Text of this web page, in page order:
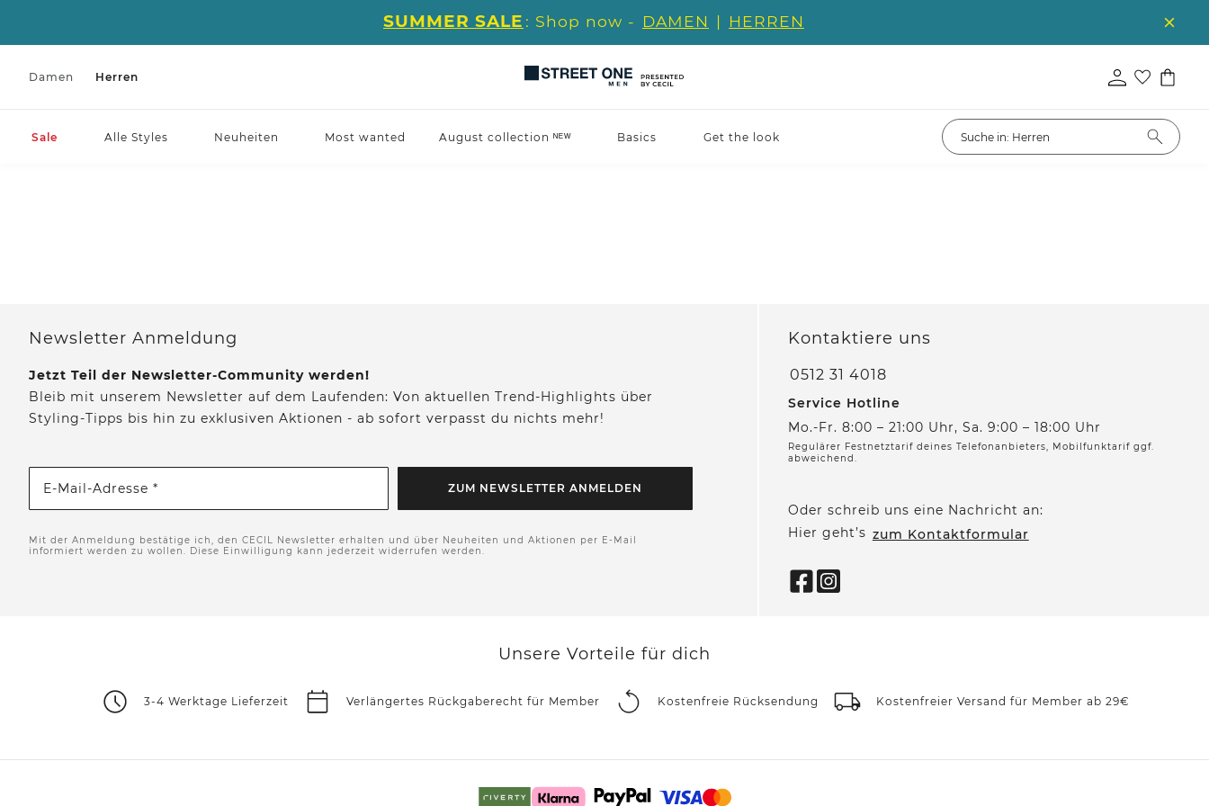
SUMMER SALE : Shop now - DAMEN | HERREN
Damen Herren
Sale Alle Styles Neuheiten Most wanted August collection ᴺᴱᵂ Basics Get the look
Newsletter Anmeldung
Jetzt Teil der Newsletter-Community werden!
Bleib mit unserem Newsletter auf dem Laufenden: Von aktuellen Trend-Highlights über
Styling-Tipps bis hin zu exklusiven Aktionen - ab sofort verpasst du nichts mehr!
E-Mail-Adresse * ZUM NEWSLETTER ANMELDEN
Mit der Anmeldung bestätige ich, den CECIL Newsletter erhalten und über Neuheiten und Aktionen per E-Mail
informiert werden zu wollen. Diese Einwilligung kann jederzeit widerrufen werden.
Kontaktiere uns
0512 31 4018
Service Hotline
Mo.-Fr. 8:00 – 21:00 Uhr, Sa. 9:00 – 18:00 Uhr
Regulärer Festnetztarif deines Telefonanbieters, Mobilfunktarif ggf.
abweichend.
Oder schreib uns eine Nachricht an:
Hier geht’s zum Kontaktformular
Unsere Vorteile für dich
3-4 Werktage Lieferzeit Verlängertes Rückgaberecht für Member Kostenfreie Rücksendung Kostenfreier Versand für Member ab 29€